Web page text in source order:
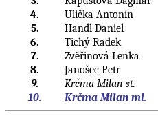
4.
Ulička Antonín
5.
Handl Daniel
6.
Tichý Radek
7.
Zvěřinová Lenka
8.
Janošec Petr
9.
Krčma Milan st.
10.
Krčma Milan ml.